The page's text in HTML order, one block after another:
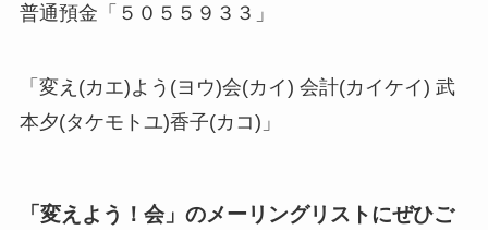
普通預金「５０５５９３３」
「変え(カエ)よう(ヨウ)会(カイ) 会計(カイケイ) 武
本夕(タケモトユ)香子(カコ)」
「変えよう！会」のメーリングリストにぜひご